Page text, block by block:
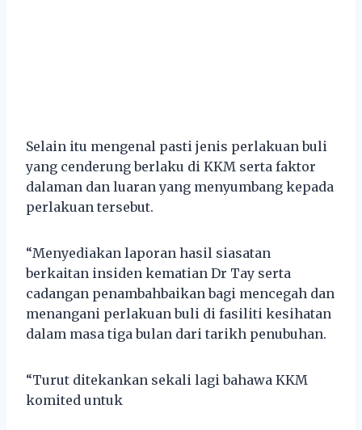
Selain itu mengenal pasti jenis perlakuan buli
yang cenderung berlaku di KKM serta faktor
dalaman dan luaran yang menyumbang kepada
perlakuan tersebut.
“Menyediakan laporan hasil siasatan
berkaitan insiden kematian Dr Tay serta
cadangan penambahbaikan bagi mencegah dan
menangani perlakuan buli di fasiliti kesihatan
dalam masa tiga bulan dari tarikh penubuhan.
“Turut ditekankan sekali lagi bahawa KKM
komited untuk